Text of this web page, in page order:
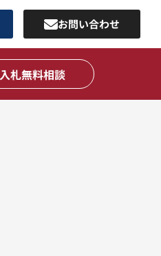
お問い合わせ
入札無料相談